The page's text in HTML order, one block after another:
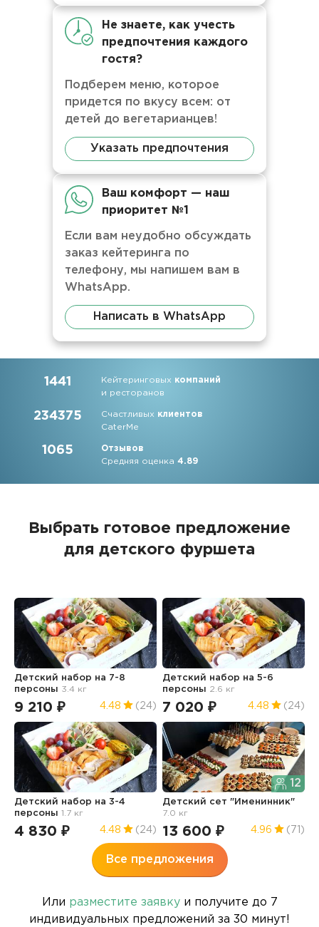
Не знаете, как учесть
предпочтения каждого
гостя?
Подберем меню, которое
придется по вкусу всем: от
детей до вегетарианцев!
Указать предпочтения
Ваш комфорт — наш
приоритет №1
Если вам неудобно обсуждать
заказ кейтеринга по
телефону, мы напишем вам в
WhatsApp.
Написать в WhatsApp
1441 Кейтеринговых компаний
и ресторанов
234375 Счастливых клиентов
CaterMe
1065
Отзывов
Средняя оценка4.89
Выбрать готовое предложение
для детского фуршета
Детский набор на 7-8
персоны 3.4 кг
9 210 ₽ 4.48 (24)
Детский набор на 5-6
персоны 2.6 кг
7 020 ₽ 4.48 (24)
Детский набор на 3-4
персоны1.7 кг
4 830 ₽ 4.48 (24)
12
Детский сет "Именинник"
7.0 кг
13 600 ₽ 4.96 (71)
Все предложения
Или разместите заявкуи получите до 7
индивидуальных предложений за 30 минут!